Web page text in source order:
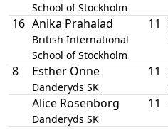
School of Stockholm
16 Anika Prahalad
British International
School of Stockholm
11
8 Esther Önne
Danderyds SK
11
Alice Rosenborg
Danderyds SK
11